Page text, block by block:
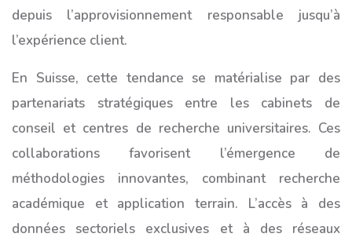
depuis l’approvisionnement responsable jusqu’à
l’expérience client.
En Suisse, cette tendance se matérialise par des
partenariats stratégiques entre les cabinets de
conseil et centres de recherche universitaires. Ces
collaborations favorisent l’émergence de
méthodologies innovantes, combinant recherche
académique et application terrain. L’accès à des
données sectoriels exclusives et à des réseaux